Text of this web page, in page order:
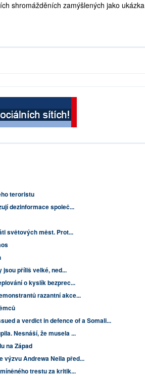
shromážděních zamýšlených jako ukázka
teroristu
dezinformace společ...
světových měst. Prot...
jsou příliš velké, ned...
o kyslík bezprec...
razantní akce...
a verdict in defence of a Somali...
Nesnáší, že musela ...
na Západ
výzvu Andrewa Neila před...
trestu za kritik...